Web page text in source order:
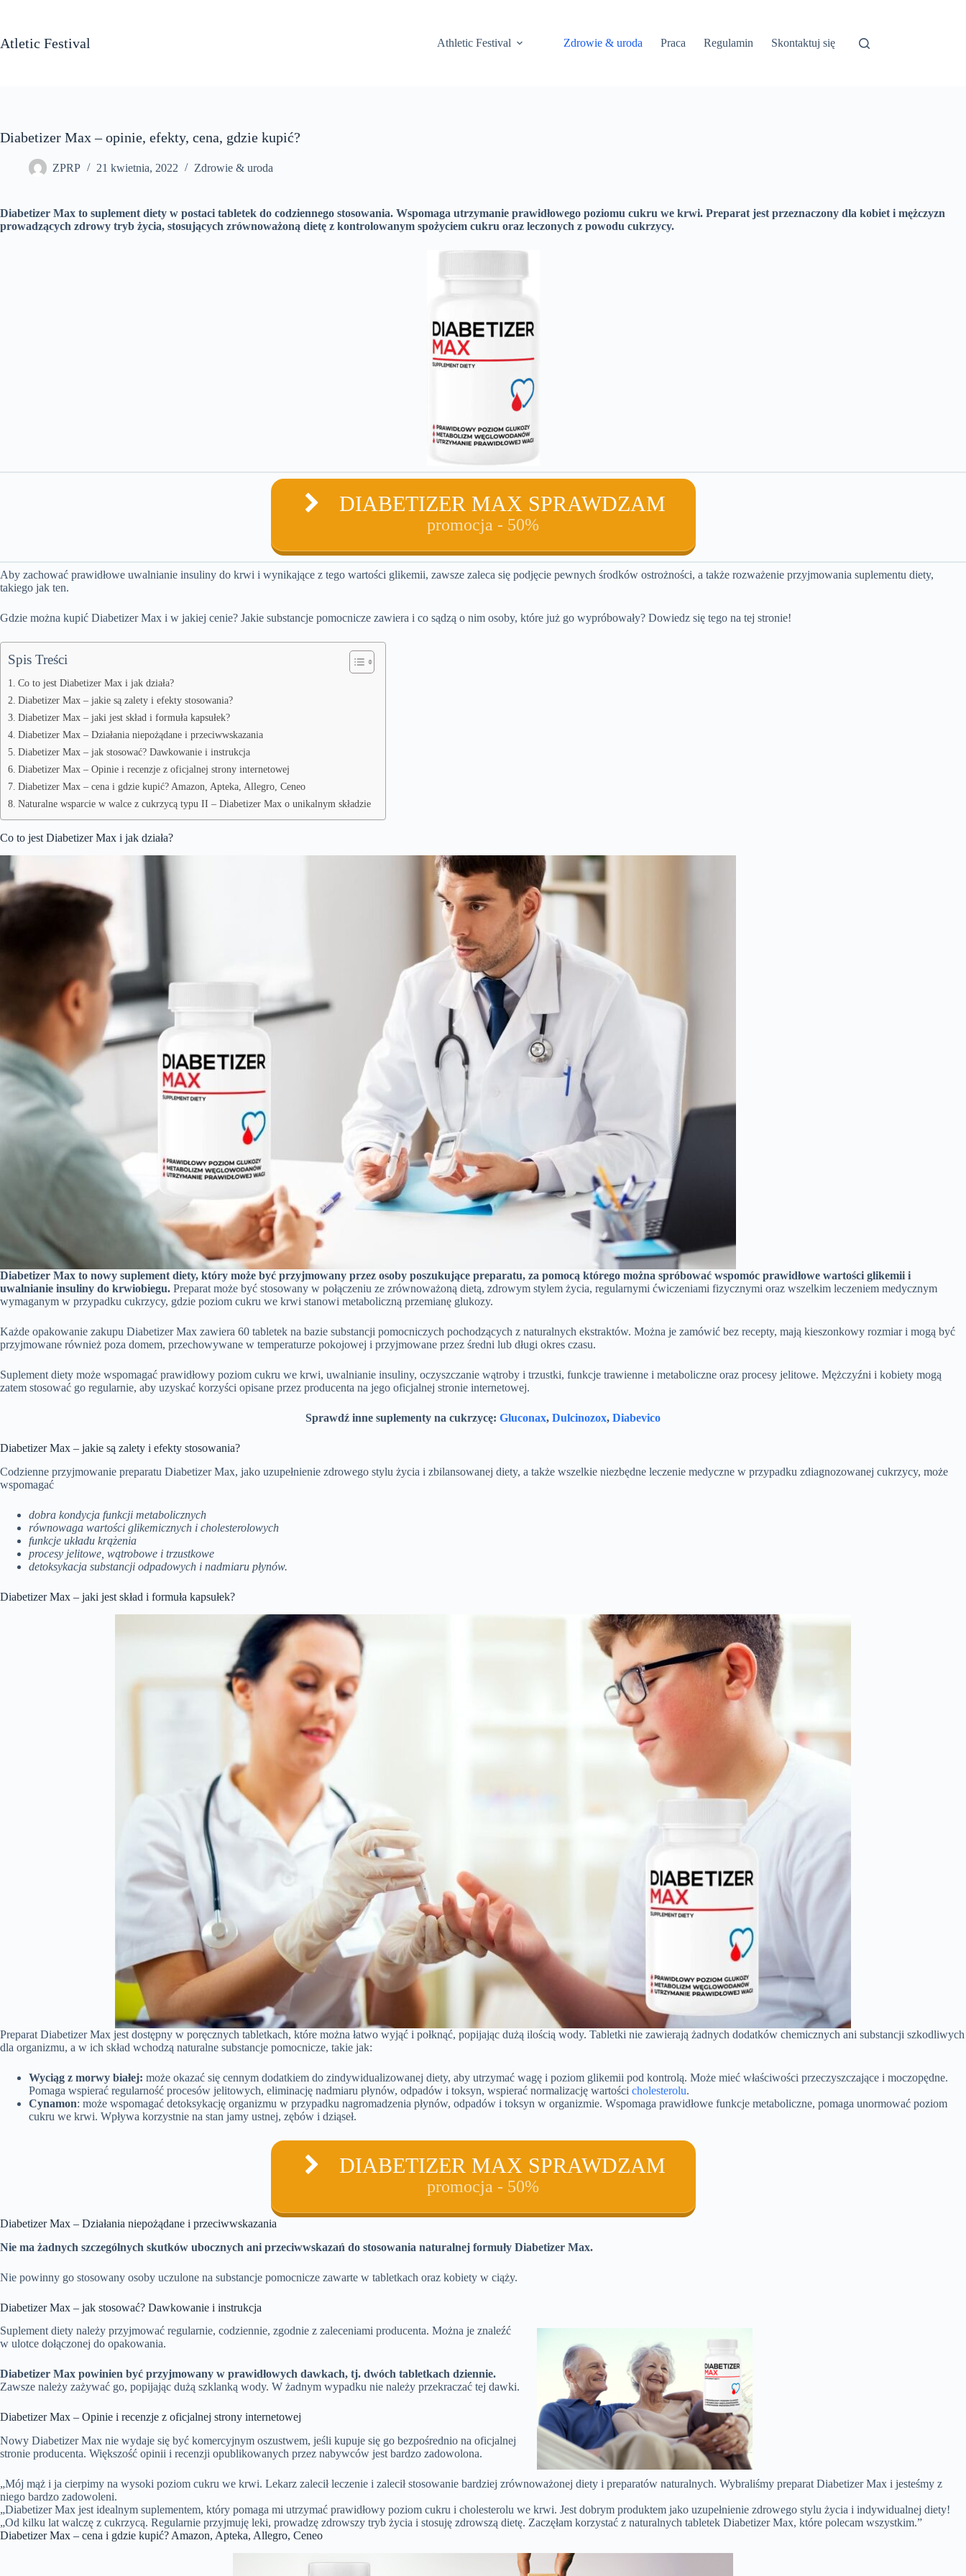
Atletic Festival Athletic Festival Zdrowie & uroda Praca Regulamin Skontaktuj się
Diabetizer Max – opinie, efekty, cena, gdzie kupić?
ZPRP 21 kwietnia, 2022 Zdrowie & uroda
Diabetizer Max to suplement diety w postaci tabletek do codziennego stosowania. Wspomaga utrzymanie prawidłowego poziomu cukru we krwi. Preparat jest przeznaczony dla kobiet i mężczyzn
prowadzących zdrowy tryb życia, stosujących zrównoważoną dietę z kontrolowanym spożyciem cukru oraz leczonych z powodu cukrzycy.
DIABETIZER MAX SPRAWDZAM
promocja - 50%
Aby zachować prawidłowe uwalnianie insuliny do krwi i wynikające z tego wartości glikemii, zawsze zaleca się podjęcie pewnych środków ostrożności, a także rozważenie przyjmowania suplementu diety,
takiego jak ten.
Gdzie można kupić Diabetizer Max i w jakiej cenie? Jakie substancje pomocnicze zawiera i co sądzą o nim osoby, które już go wypróbowały? Dowiedz się tego na tej stronie!
Spis Treści
Co to jest Diabetizer Max i jak działa?
Diabetizer Max – jakie są zalety i efekty stosowania?
Diabetizer Max – jaki jest skład i formuła kapsułek?
Diabetizer Max – Działania niepożądane i przeciwwskazania
Diabetizer Max – jak stosować? Dawkowanie i instrukcja
Diabetizer Max – Opinie i recenzje z oficjalnej strony internetowej
Diabetizer Max – cena i gdzie kupić? Amazon, Apteka, Allegro, Ceneo
Naturalne wsparcie w walce z cukrzycą typu II – Diabetizer Max o unikalnym składzie
Co to jest Diabetizer Max i jak działa?
Diabetizer Max to nowy suplement diety, który może być przyjmowany przez osoby poszukujące preparatu, za pomocą którego można spróbować wspomóc prawidłowe wartości glikemii i
uwalnianie insuliny do krwiobiegu. Preparat może być stosowany w połączeniu ze zrównoważoną dietą, zdrowym stylem życia, regularnymi ćwiczeniami fizycznymi oraz wszelkim leczeniem medycznym
wymaganym w przypadku cukrzycy, gdzie poziom cukru we krwi stanowi metaboliczną przemianę glukozy.
Każde opakowanie zakupu Diabetizer Max zawiera 60 tabletek na bazie substancji pomocniczych pochodzących z naturalnych ekstraktów. Można je zamówić bez recepty, mają kieszonkowy rozmiar i mogą być
przyjmowane również poza domem, przechowywane w temperaturze pokojowej i przyjmowane przez średni lub długi okres czasu.
Suplement diety może wspomagać prawidłowy poziom cukru we krwi, uwalnianie insuliny, oczyszczanie wątroby i trzustki, funkcje trawienne i metaboliczne oraz procesy jelitowe. Mężczyźni i kobiety mogą
zatem stosować go regularnie, aby uzyskać korzyści opisane przez producenta na jego oficjalnej stronie internetowej.
Sprawdź inne suplementy na cukrzycę: Gluconax, Dulcinozox, Diabevico
Diabetizer Max – jakie są zalety i efekty stosowania?
Codzienne przyjmowanie preparatu Diabetizer Max, jako uzupełnienie zdrowego stylu życia i zbilansowanej diety, a także wszelkie niezbędne leczenie medyczne w przypadku zdiagnozowanej cukrzycy, może
wspomagać
dobra kondycja funkcji metabolicznych
równowaga wartości glikemicznych i cholesterolowych
funkcje układu krążenia
procesy jelitowe, wątrobowe i trzustkowe
detoksykacja substancji odpadowych i nadmiaru płynów.
Diabetizer Max – jaki jest skład i formuła kapsułek?
Preparat Diabetizer Max jest dostępny w poręcznych tabletkach, które można łatwo wyjąć i połknąć, popijając dużą ilością wody. Tabletki nie zawierają żadnych dodatków chemicznych ani substancji szkodliwych
dla organizmu, a w ich skład wchodzą naturalne substancje pomocnicze, takie jak:
Wyciąg z morwy białej: może okazać się cennym dodatkiem do zindywidualizowanej diety, aby utrzymać wagę i poziom glikemii pod kontrolą. Może mieć właściwości przeczyszczające i moczopędne.
Pomaga wspierać regularność procesów jelitowych, eliminację nadmiaru płynów, odpadów i toksyn, wspierać normalizację wartości cholesterolu.
Cynamon: może wspomagać detoksykację organizmu w przypadku nagromadzenia płynów, odpadów i toksyn w organizmie. Wspomaga prawidłowe funkcje metaboliczne, pomaga unormować poziom
cukru we krwi. Wpływa korzystnie na stan jamy ustnej, zębów i dziąseł.
DIABETIZER MAX SPRAWDZAM
promocja - 50%
Diabetizer Max – Działania niepożądane i przeciwwskazania
Nie ma żadnych szczególnych skutków ubocznych ani przeciwwskazań do stosowania naturalnej formuły Diabetizer Max.
Nie powinny go stosowany osoby uczulone na substancje pomocnicze zawarte w tabletkach oraz kobiety w ciąży.
Diabetizer Max – jak stosować? Dawkowanie i instrukcja
Suplement diety należy przyjmować regularnie, codziennie, zgodnie z zaleceniami producenta. Można je znaleźć
w ulotce dołączonej do opakowania.
Diabetizer Max powinien być przyjmowany w prawidłowych dawkach, tj. dwóch tabletkach dziennie.
Zawsze należy zażywać go, popijając dużą szklanką wody. W żadnym wypadku nie należy przekraczać tej dawki.
Diabetizer Max – Opinie i recenzje z oficjalnej strony internetowej
Nowy Diabetizer Max nie wydaje się być komercyjnym oszustwem, jeśli kupuje się go bezpośrednio na oficjalnej
stronie producenta. Większość opinii i recenzji opublikowanych przez nabywców jest bardzo zadowolona.
„Mój mąż i ja cierpimy na wysoki poziom cukru we krwi. Lekarz zalecił leczenie i zalecił stosowanie bardziej zrównoważonej diety i preparatów naturalnych. Wybraliśmy preparat Diabetizer Max i jesteśmy z
niego bardzo zadowoleni.
„Diabetizer Max jest idealnym suplementem, który pomaga mi utrzymać prawidłowy poziom cukru i cholesterolu we krwi. Jest dobrym produktem jako uzupełnienie zdrowego stylu życia i indywidualnej diety!
„Od kilku lat walczę z cukrzycą. Regularnie przyjmuję leki, prowadzę zdrowszy tryb życia i stosuję zdrowszą dietę. Zaczęłam korzystać z naturalnych tabletek Diabetizer Max, które polecam wszystkim.”
Diabetizer Max – cena i gdzie kupić? Amazon, Apteka, Allegro, Ceneo